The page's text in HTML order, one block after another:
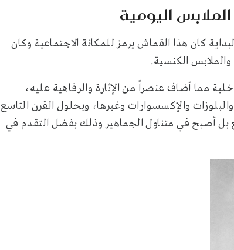
اليومية
كان هذا القماش يرمز للمكانة الاجتماعية وكان
الكنسية.
مما أضاف عنصراً من الإثارة والرفاهية عليه،
والإكسسوارات وغيرها، وبحلول القرن التاسع
بل أصبح في متناول الجماهير وذلك بفضل التقدم في